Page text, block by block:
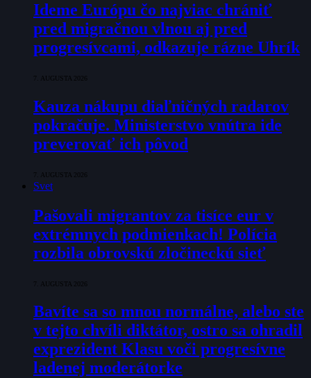
Ideme Európu čo najviac chrániť
pred migračnou vlnou aj pred
progresívcami, odkazuje rázne Uhrík
7. AUGUSTA 2026
Kauza nákupu diaľničných radarov
pokračuje. Ministerstvo vnútra ide
preverovať ich pôvod
7. AUGUSTA 2026
Svet
Pašovali migrantov za tisíce eur v
extrémnych podmienkach! Polícia
rozbila obrovskú zločineckú sieť
7. AUGUSTA 2026
Bavíte sa so mnou normálne, alebo ste
v tejto chvíli diktátor, ostro sa ohradil
exprezident Klasu voči progresívne
ladenej moderátorke